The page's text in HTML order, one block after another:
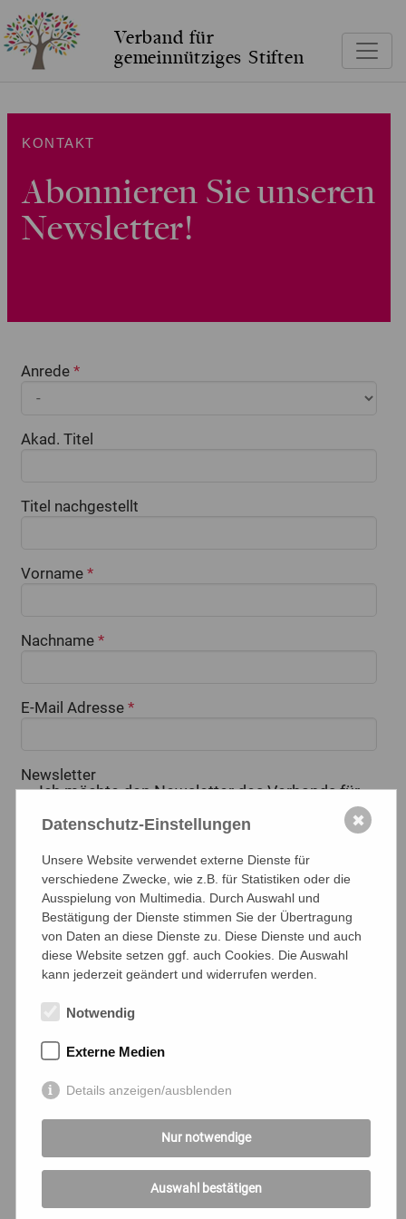
Verband für
gemeinnütziges Stiften
KONTAKT
Abonnieren Sie unseren
Newsletter!
Anrede *
Akad. Titel
Titel nachgestellt
Vorname *
Nachname *
E-Mail Adresse *
Newsletter
Ich möchte den Newsletter des Verbands für
Neuigkeiten, Veranstaltungen und Angebote
Datenschutz*
Ich akzeptiere die Datenschutzbestimmungen.
Captcha* Ergebnis*
Persönliche Daten werden vertraulich behandelt und
der Website erfolgt anonym, es werden weder
Cookies auf dem Rechner des Besuchers
geschrieben noch Daten des Besuchers in anderer
Ausgenommen davon sind Stellenbewerbungen,
Datenschutz-Einstellungen
Unsere Website verwendet externe Dienste für
verschiedene Zwecke, wie z.B. für Statistiken oder die
Ausspielung von Multimedia. Durch Auswahl und
Bestätigung der Dienste stimmen Sie der Übertragung
von Daten an diese Dienste zu. Diese Dienste und auch
diese Website setzen ggf. auch Cookies. Die Auswahl
kann jederzeit geändert und widerrufen werden.
Notwendig
Externe Medien
Details anzeigen/ausblenden
Nur notwendige
Auswahl bestätigen
✖